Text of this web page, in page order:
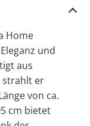
Home
und
aus
strahlt er
von ca.
cm bietet